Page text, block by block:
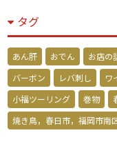
タグ
あん肝 おでん お店の
バーボン
レバ刺し ワ
小福ツーリング
巻物
焼き鳥，春日市，福岡市南